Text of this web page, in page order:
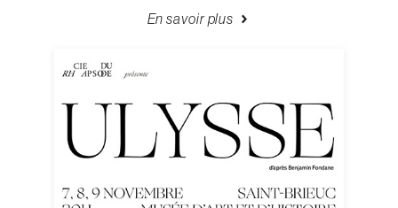
En savoir plus